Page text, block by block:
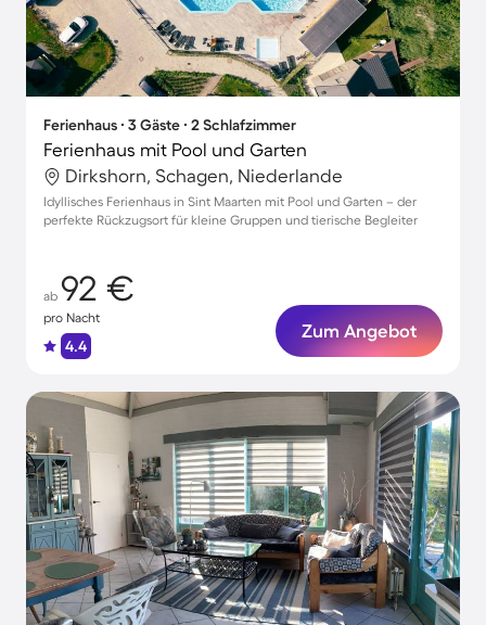
Ferienhaus ∙ 3 Gäste ∙ 2 Schlafzimmer
Ferienhaus mit Pool und Garten
Dirkshorn, Schagen, Niederlande
Idyllisches Ferienhaus in Sint Maarten mit Pool und Garten – der
perfekte Rückzugsort für kleine Gruppen und tierische Begleiter
ab 92 €
pro Nacht
4.4
Zum Angebot